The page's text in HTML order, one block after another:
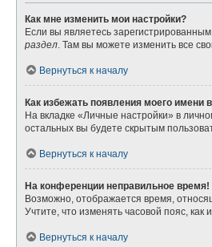
Как мне изменить мои настройки?
Если вы являетесь
раздел. Там вы можете изменить все
Вернуться к началу
Как избежать появления моего имени
На вкладке «Личные настройки» в
остальных вы будете скрытым
Вернуться к началу
На конференции неправильное время!
Возможно, отображается время,
Учтите, что изменять часовой пояс,
Вернуться к началу